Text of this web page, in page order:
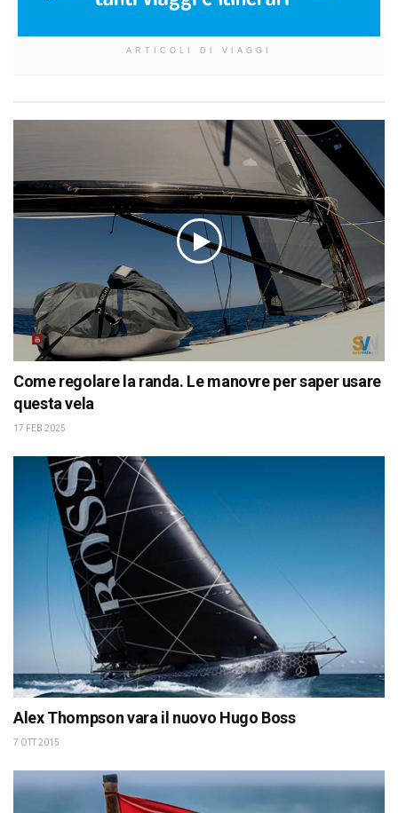
ARTICOLI DI VIAGGI
Come regolare la randa. Le manovre per saper usare
questa vela
17 FEB 2025
Alex Thompson vara il nuovo Hugo Boss
7 OTT 2015